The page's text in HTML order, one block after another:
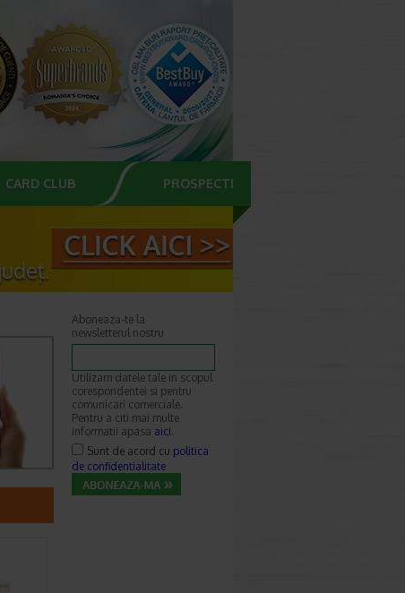
CARD CLUB PROSPECTE
Aboneaza-te la
newsletterul nostru
Utilizam datele tale in scopul
corespondentei si pentru
comunicari comerciale.
Pentru a citi mai multe
informatii apasa aici.
Sunt de acord cu politica
de confidentialitate